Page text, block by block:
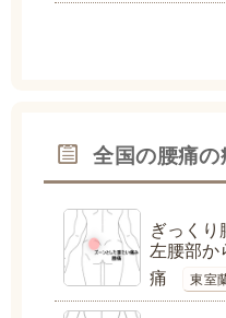
全国の腰痛の
ぎっくり
左腰部か
痛
東室